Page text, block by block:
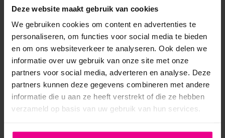
Deze website maakt gebruik van cookies
We gebruiken cookies om content en advertenties te
personaliseren, om functies voor social media te bieden
en om ons websiteverkeer te analyseren. Ook delen we
informatie over uw gebruik van onze site met onze
partners voor social media, adverteren en analyse. Deze
partners kunnen deze gegevens combineren met andere
informatie die u aan ze heeft verstrekt of die ze hebben
verzameld op basis van uw gebruik van hun services.
ANDERE MENSEN BEKEKEN OOK: